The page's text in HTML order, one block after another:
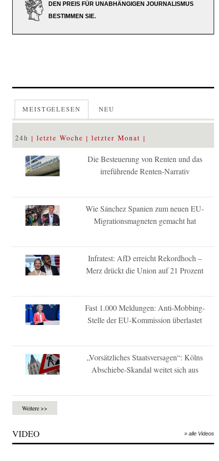
DEN PREIS FÜR UNABHÄNGIGEN JOURNALISMUS
BESTIMMEN SIE.
MEISTGELESEN NEU
24h letzte Woche letzter Monat
Die Besteuerung von Renten und das
irreführende Renten-Narrativ
Wie Sánchez Spanien zum neuen EU-
Migrationsmagneten gemacht hat
Infratest: AfD erreicht Rekordhoch –
Merz drückt die Union auf 21 Prozent
Fast 1.000 Meldungen: Anti-Mobbing-
Stelle der EU-Kommission überlastet
„Vorsätzliches Staatsversagen“: Kölns
Abschiebe-Skandal weitet sich aus
Weitere >>
VIDEO » alle Videos